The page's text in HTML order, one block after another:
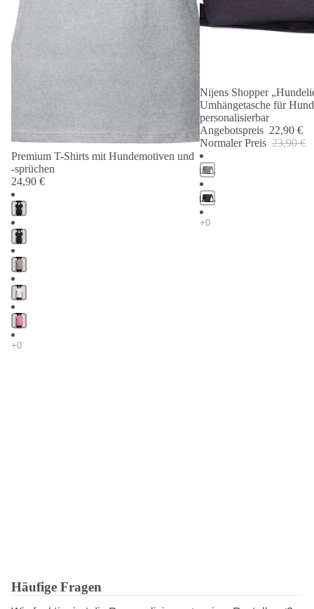
Premium T-Shirts mit Hundemotiven und
-sprüchen
24,90 €
Angebot 🐾
Nijens Shopper
Umhängetasche für
personalisierbar
Angebotspreis 22,90 €
Normaler Preis 23,90 €
Häufige Fragen